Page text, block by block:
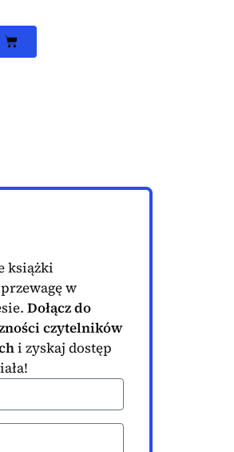
książki
w
Dołącz do
czytelników
i zyskaj dostęp